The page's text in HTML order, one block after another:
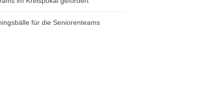
für die Seniorenteams